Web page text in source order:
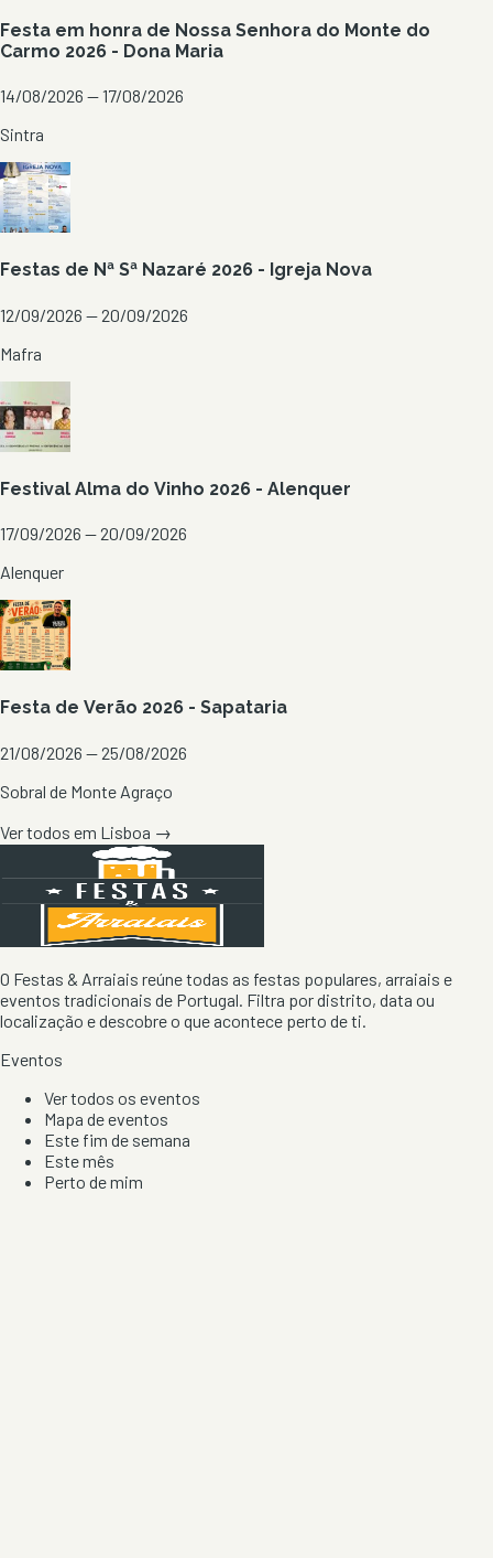
Festa em honra de Nossa Senhora do Monte do
Carmo 2026 - Dona Maria
14/08/2026 — 17/08/2026
Sintra
Festas de Nª Sª Nazaré 2026 - Igreja Nova
12/09/2026 — 20/09/2026
Mafra
Festival Alma do Vinho 2026 - Alenquer
17/09/2026 — 20/09/2026
Alenquer
Festa de Verão 2026 - Sapataria
21/08/2026 — 25/08/2026
Sobral de Monte Agraço
Ver todos em Lisboa →
O Festas & Arraiais reúne todas as festas populares, arraiais e
eventos tradicionais de Portugal. Filtra por distrito, data ou
localização e descobre o que acontece perto de ti.
Eventos
Ver todos os eventos
Mapa de eventos
Este fim de semana
Este mês
Perto de mim